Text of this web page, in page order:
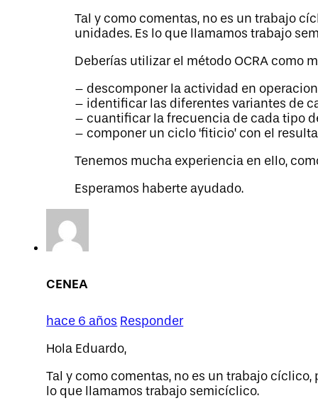
Tal y como comentas, no es un trabajo
unidades. Es lo que llamamos trabajo
Deberías utilizar el método OCRA como
– descomponer la actividad en
– identificar las diferentes variantes de
– cuantificar la frecuencia de cada tipo
– componer un ciclo ‘fiticio’ con el
Tenemos mucha experiencia en ello,
Esperamos haberte ayudado.
CENEA
hace 6 años Responder
Hola Eduardo,
Tal y como comentas, no es un trabajo
lo que llamamos trabajo semicíclico.